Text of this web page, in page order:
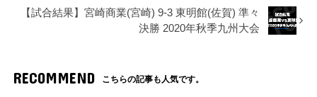
【試合結果】宮崎商業(宮崎) 9-3 東明館(佐賀) 準々
決勝 2020年秋季九州大会
RECOMMEND こちらの記事も人気です。